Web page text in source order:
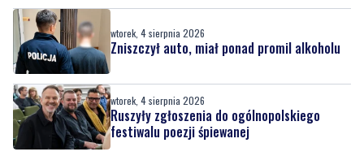
wtorek, 4 sierpnia 2026
Zniszczył auto, miał ponad promil alkoholu
wtorek, 4 sierpnia 2026
Ruszyły zgłoszenia do ogólnopolskiego
festiwalu poezji śpiewanej